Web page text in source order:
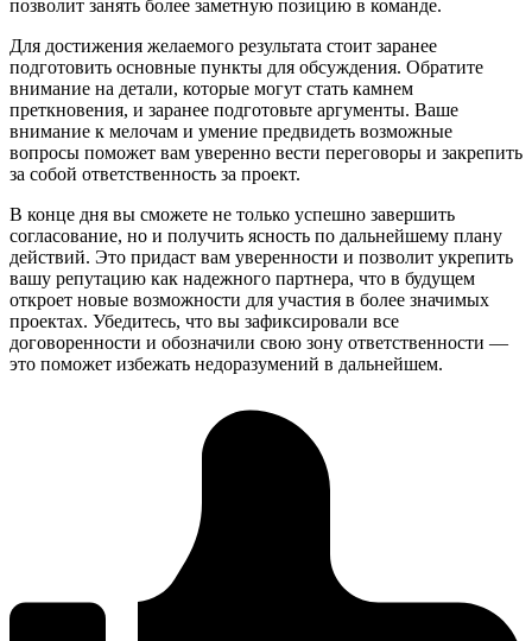
позволит занять более заметную позицию в команде.
Для достижения желаемого результата стоит заранее
подготовить основные пункты для обсуждения. Обратите
внимание на детали, которые могут стать камнем
преткновения, и заранее подготовьте аргументы. Ваше
внимание к мелочам и умение предвидеть возможные
вопросы поможет вам уверенно вести переговоры и закрепить
за собой ответственность за проект.
В конце дня вы сможете не только успешно завершить
согласование, но и получить ясность по дальнейшему плану
действий. Это придаст вам уверенности и позволит укрепить
вашу репутацию как надежного партнера, что в будущем
откроет новые возможности для участия в более значимых
проектах. Убедитесь, что вы зафиксировали все
договоренности и обозначили свою зону ответственности —
это поможет избежать недоразумений в дальнейшем.